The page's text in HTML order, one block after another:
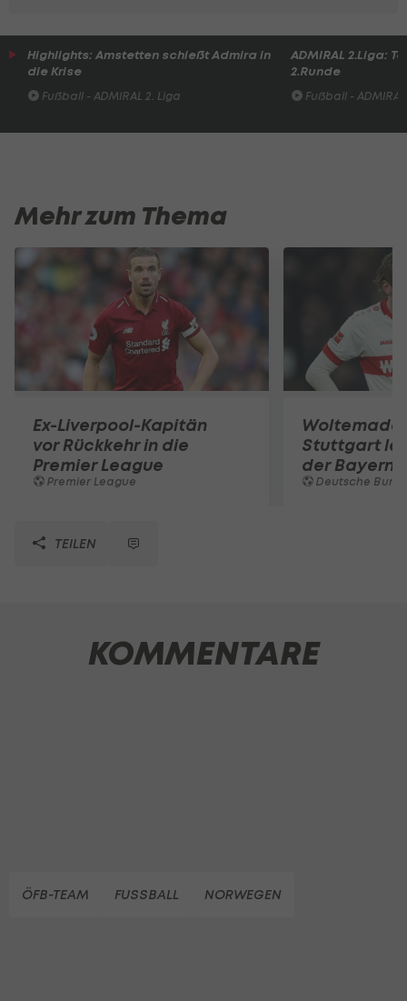
Highlights: Amstetten schießt Admira in
die Krise
Fußball - ADMIRAL 2. Liga
ADMIRAL 2.Liga:
2.Runde
Fußball -
Mehr zum Thema
Ex-Liverpool-Kapitän
vor Rückkehr in die
Premier League
Premier League
Stuttgart
der Bayern
Deutsche
TEILEN
KOMMENTARE
ÖFB-TEAM FUSSBALL NORWEGEN